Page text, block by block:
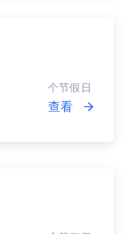
个节假日
查看